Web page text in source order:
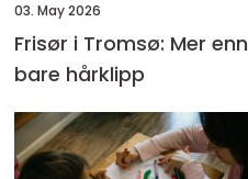
03. May 2026
Frisør i Tromsø: Mer enn
bare hårklipp